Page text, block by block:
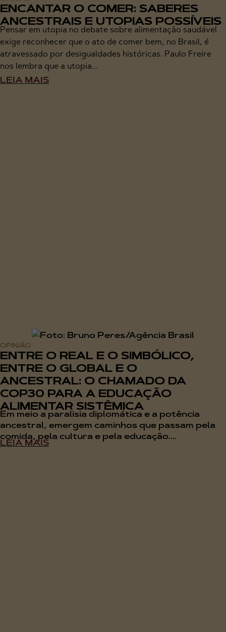
ENCANTAR O COMER: SABERES
ANCESTRAIS E UTOPIAS POSSÍVEIS
Pensar em utopia no debate sobre alimentação saudável
exige reconhecer que o ato de comer bem, no Brasil, é
atravessado por desigualdades históricas. Paulo Freire
nos lembra que a utopia...
LEIA MAIS
OPINIÃO
ENTRE O REAL E O SIMBÓLICO,
ENTRE O GLOBAL E O
ANCESTRAL: O CHAMADO DA
COP30 PARA A EDUCAÇÃO
ALIMENTAR SISTÊMICA
Em meio a paralisia diplomática e a potência
ancestral, emergem caminhos que passam pela
comida, pela cultura e pela educação....
LEIA MAIS